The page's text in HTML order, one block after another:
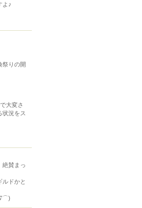
よ♪
祭りの開
大変さ
状況をス
絶賛まっ
ドかと
ゞ